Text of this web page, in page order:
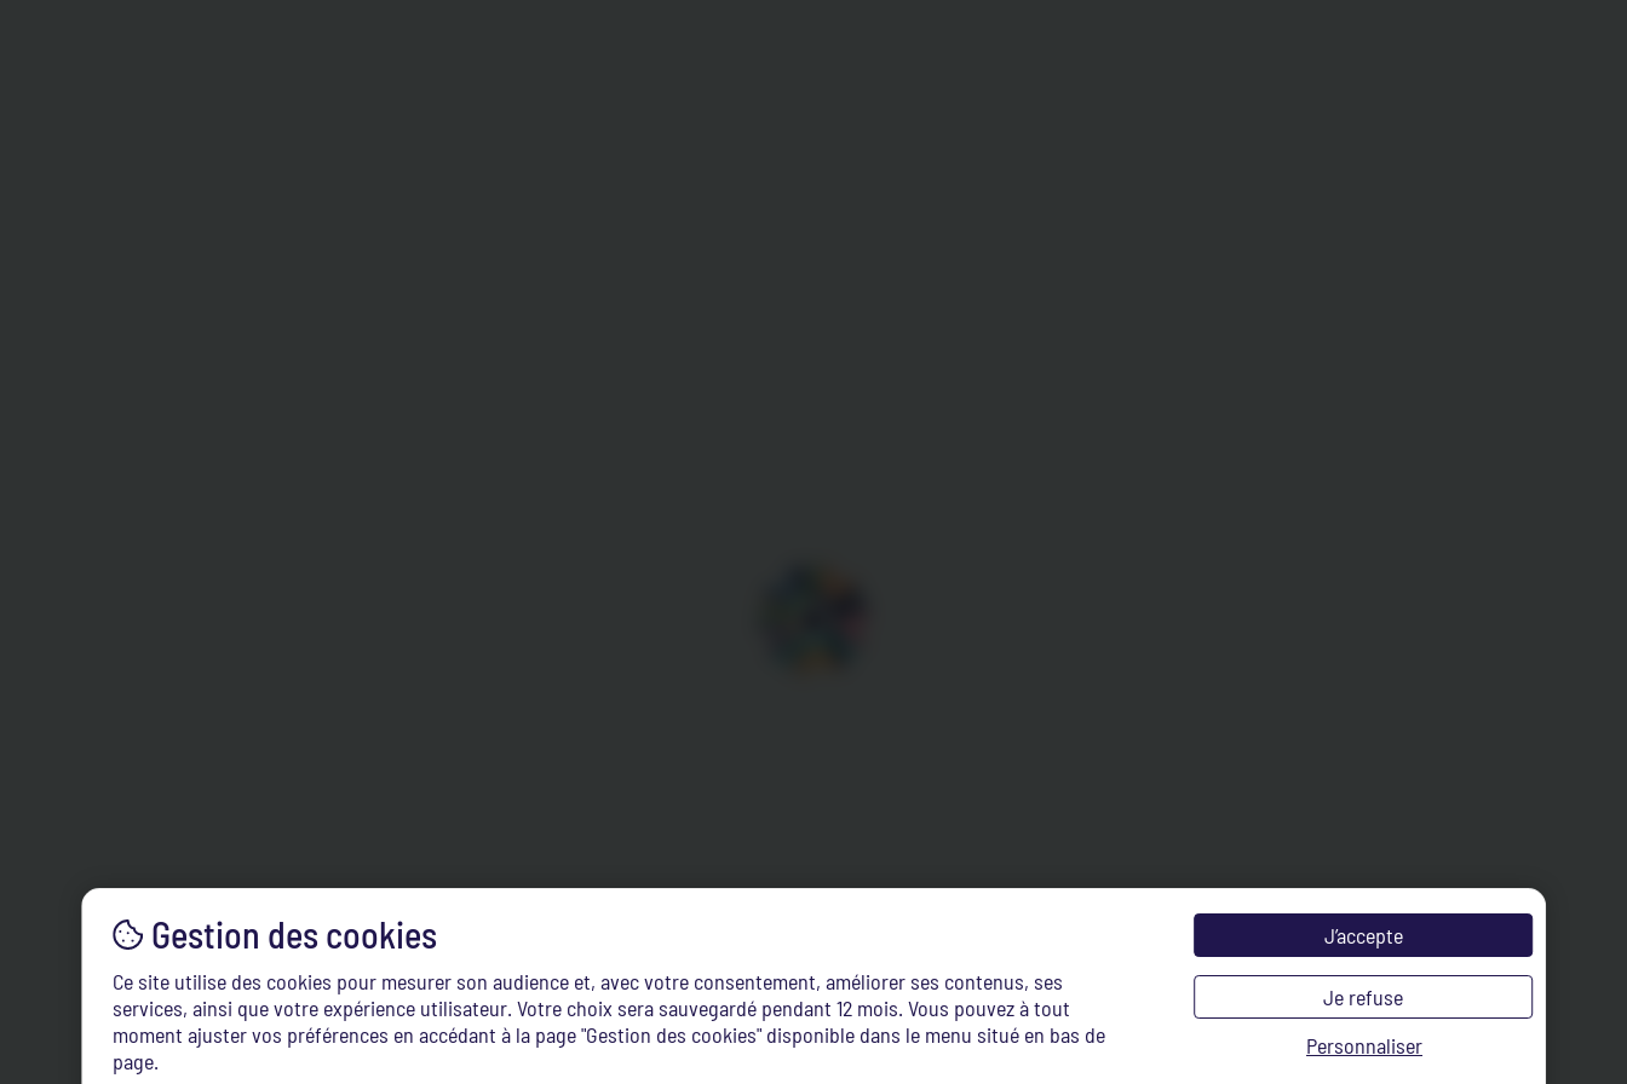
Ce site utilise des cookies pour mesurer son audience et, avec votre consentement, améliorer ses contenus, ses
services, ainsi que votre expérience utilisateur. Votre choix sera sauvegardé pendant 12 mois. Vous pouvez à tout
moment ajuster vos préférences en accédant à la page "Gestion des cookies" disponible dans le menu situé en bas de
page.
J’accepte
Je refuse
Personnaliser